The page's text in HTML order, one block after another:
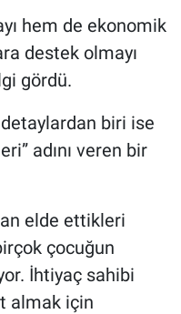
hem de ekonomik
destek olmayı
gördü.
biri ise
adını veren bir
elde ettikleri
çocuğun
İhtiyaç sahibi
almak için